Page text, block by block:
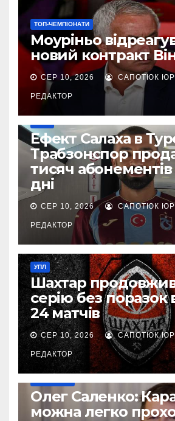
ТОП-ЧЕМПІОНАТИ
Моуріньо
новий контракт
СЕР 10, 2026 САПОТЮК
РЕДАКТОР
Ефект Салаха в
Трабзонспор
тисяч
дні
СЕР 10, 2026 САПОТЮК
РЕДАКТОР
УПЛ
Шахтар
серію без
24 матчів
СЕР 10, 2026 САПОТЮК
РЕДАКТОР
Олег Саленко:
можна легко